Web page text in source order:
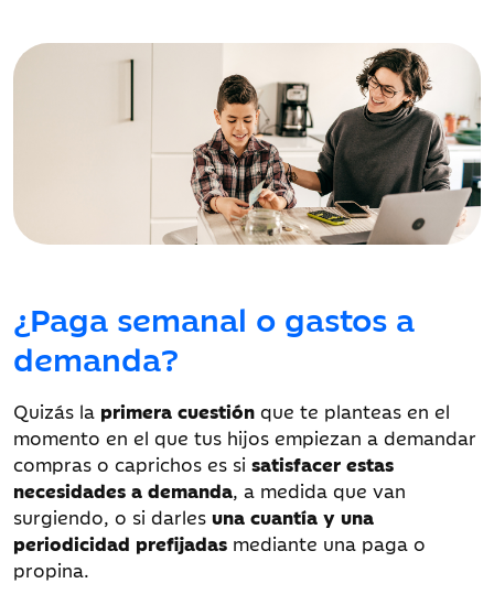
¿Paga semanal o gastos a
demanda?
Quizás la primera cuestión que te planteas en el
momento en el que tus hijos empiezan a demandar
compras o caprichos es si satisfacer estas
necesidades a demanda, a medida que van
surgiendo, o si darles una cuantía y una
periodicidad prefijadas mediante una paga o
propina.